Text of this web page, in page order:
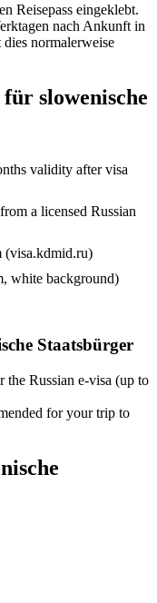
Reisepass eingeklebt.
nach Ankunft in
normalerweise
slowenische
validity after visa
a licensed Russian
(visa.kdmid.ru)
white background)
Staatsbürger
Russian e-visa (up to
for your trip to